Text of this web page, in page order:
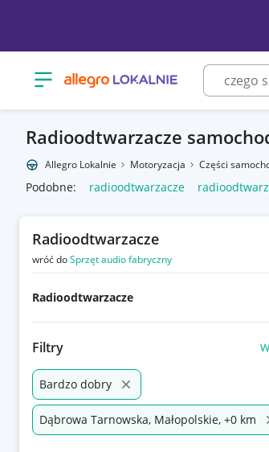
Otwórz menu z kategoriami
Radioodtwarzacze
Allegro Lokalnie Motoryzacja Części
Podobne: radioodtwarzacze
Radioodtwarzacze
wróć doSprzęt audio fabryczny
Radioodtwarzacze
Filtry
Bardzo dobry
Dąbrowa Tarnowska, Małopolskie, +0 km